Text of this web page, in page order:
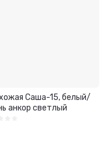
Саша-15, белый/
анкор светлый